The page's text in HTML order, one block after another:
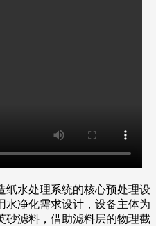
纸水处理系统的核心预处理设
水净化需求设计，设备主体为
砂滤料，借助滤料层的物理截